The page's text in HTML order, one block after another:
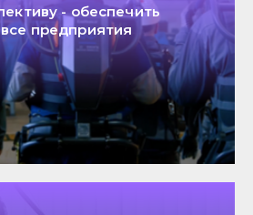
- обеспечить
предприятия